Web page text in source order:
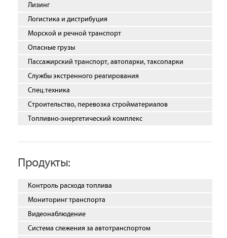
Лизинг
Логистика и дистрибуция
Морской и речной транспорт
Опасные грузы
Пассажирский транспорт, автопарки, таксопарки
Службы экстренного реагирования
Спец.техника
Строительство, перевозка стройматериалов
Топливно-энергетический комплекс
Продукты:
Контроль расхода топлива
Мониторинг транспорта
Видеонаблюдение
Система слежения за автотранспортом